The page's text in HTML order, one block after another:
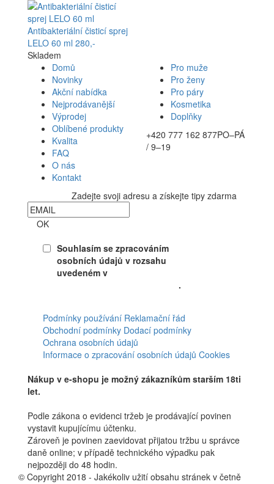
Antibakteriální čisticí sprej
LELO 60 ml 280,-
Skladem
Domů
Novinky
Akční nabídka
Nejprodávanější
Výprodej
Oblíbené produkty
Kvalita
FAQ
O nás
Kontakt
Pro muže
Pro ženy
Pro páry
Kosmetika
Doplňky
+420 777 162 877PO–PÁ
/ 9–19
Zadejte svoji adresu a získejte tipy zdarma
OK
Souhlasím se zpracováním
osobních údajů v rozsahu
uvedeném v
.
Podmínky používání Reklamační řád
Obchodní podmínky Dodací podmínky
Ochrana osobních údajů
Informace o zpracování osobních údajů Cookies
Nákup v e-shopu je možný zákazníkům starším 18ti
let.
Podle zákona o evidenci tržeb je prodávající povinen
vystavit kupujícímu účtenku.
Zároveň je povinen zaevidovat přijatou tržbu u správce
daně online; v případě technického výpadku pak
nejpozději do 48 hodin.
© Copyright 2018 - Jakékoliv užití obsahu stránek v četně